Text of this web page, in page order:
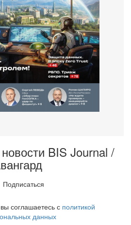
BIS Journal /
Подписаться
соглашаетесь с политикой
данных